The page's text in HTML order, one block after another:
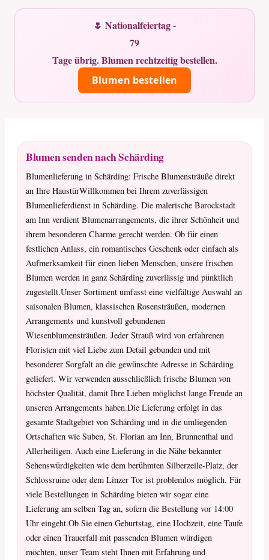
🌷 Nationalfeiertag -
79
Tage übrig. Blumen rechtzeitig bestellen.
Blumen bestellen
Blumen senden nach Schärding
Blumenlieferung in Schärding: Frische Blumensträuße direkt
an Ihre HaustürWillkommen bei Ihrem zuverlässigen
Blumenlieferdienst in Schärding. Die malerische Barockstadt
am Inn verdient Blumenarrangements, die ihrer Schönheit und
ihrem besonderen Charme gerecht werden. Ob für einen
festlichen Anlass, ein romantisches Geschenk oder einfach als
Aufmerksamkeit für einen lieben Menschen, unsere frischen
Blumen werden in ganz Schärding zuverlässig und pünktlich
zugestellt.Unser Sortiment umfasst eine vielfältige Auswahl an
saisonalen Blumen, klassischen Rosensträußen, modernen
Arrangements und kunstvoll gebundenen
Wiesenblumensträußen. Jeder Strauß wird von erfahrenen
Floristen mit viel Liebe zum Detail gebunden und mit
besonderer Sorgfalt an die gewünschte Adresse in Schärding
geliefert. Wir verwenden ausschließlich frische Blumen von
höchster Qualität, damit Ihre Lieben möglichst lange Freude an
unseren Arrangements haben.Die Lieferung erfolgt in das
gesamte Stadtgebiet von Schärding und in die umliegenden
Ortschaften wie Suben, St. Florian am Inn, Brunnenthal und
Allerheiligen. Auch eine Lieferung in die Nähe bekannter
Sehenswürdigkeiten wie dem berühmten Silberzeile-Platz, der
Schlossruine oder dem Linzer Tor ist problemlos möglich. Für
viele Bestellungen in Schärding bieten wir sogar eine
Lieferung am selben Tag an, sofern die Bestellung vor 14:00
Uhr eingeht.Ob Sie einen Geburtstag, eine Hochzeit, eine Taufe
oder einen Trauerfall mit passenden Blumen würdigen
möchten, unser Team steht Ihnen mit Erfahrung und